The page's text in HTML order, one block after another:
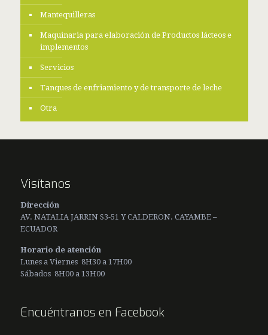
Mantequilleras
Maquinaria para elaboración de Productos lácteos e
implementos
Servicios
Tanques de enfriamiento y de transporte de leche
Otra
Visítanos
Dirección
AV. NATALIA JARRIN S3-51 Y CALDERON. CAYAMBE –
ECUADOR
Horario de atención
Lunes a Viernes 8H30 a 17H00
Sábados 8H00 a 13H00
Encuéntranos en Facebook